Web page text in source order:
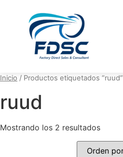
Inicio / Productos etiquetados “ruud”
ruud
Mostrando los 2 resultados